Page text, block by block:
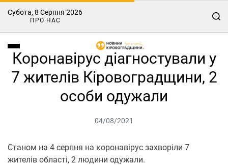
Субота, 8 Серпня 2026
ПРО НАС
Коронавірус діагностували у
7 жителів Кіровоградщини, 2
особи одужали
04/08/2021
Станом на 4 серпня на коронавірус захворіли 7
жителів області, 2 людини одужали.